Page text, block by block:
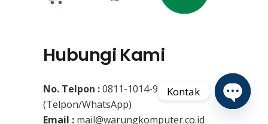
Hubungi Kami
No. Telpon :0811-1014-910
(Telpon/WhatsApp)
Email : mail@warungkomputer.co.id
Kontak